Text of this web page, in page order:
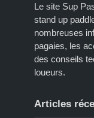
Le site Sup
stand up
nombreuses
pagaies, les
des conseils
loueurs.
Articles